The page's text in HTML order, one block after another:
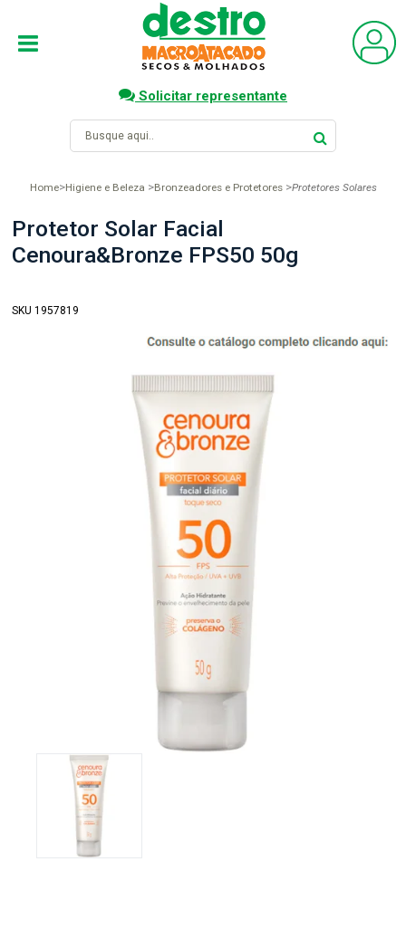
Solicitar representante
Home Higiene e Beleza Bronzeadores e Protetores Protetores Solares
Protetor Solar Facial
Cenoura&Bronze FPS50 50g
SKU 1957819